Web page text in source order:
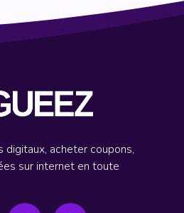
digitaux, acheter coupons,
sur internet en toute